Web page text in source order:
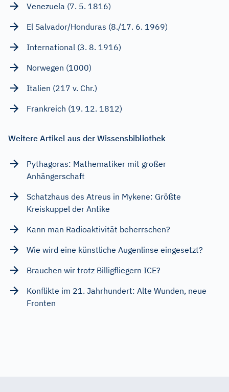
Venezuela (7. 5. 1816)
El Salvador/Honduras (8./17. 6. 1969)
International (3. 8. 1916)
Norwegen (1000)
Italien (217 v. Chr.)
Frankreich (19. 12. 1812)
Weitere Artikel aus der Wissensbibliothek
Pythagoras: Mathematiker mit großer
Anhängerschaft
Schatzhaus des Atreus in Mykene: Größte
Kreiskuppel der Antike
Kann man Radioaktivität beherrschen?
Wie wird eine künstliche Augenlinse eingesetzt?
Brauchen wir trotz Billigfliegern ICE?
Konflikte im 21. Jahrhundert: Alte Wunden, neue
Fronten